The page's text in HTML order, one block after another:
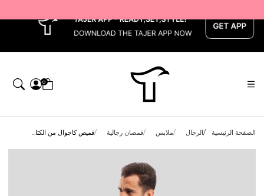
0
الصفحة الرئيسية الرجال ملابس قمصان رجالية قميص كاجوال من الكتا...